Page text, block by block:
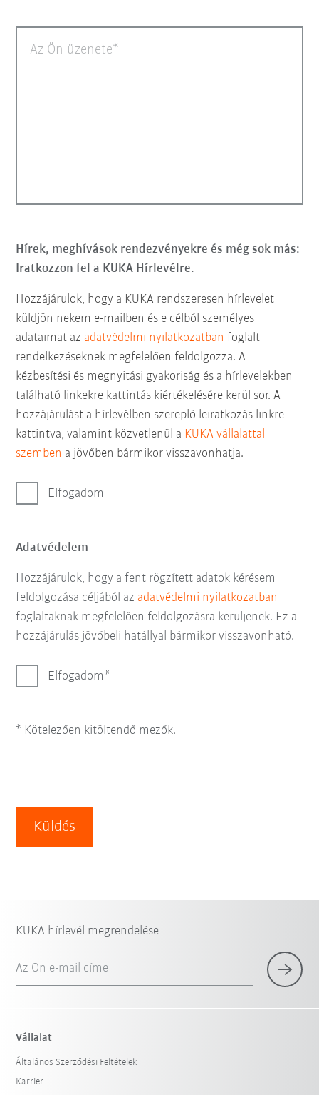
Az Ön üzenete
Hírek, meghívások rendezvényekre és még sok más:
Iratkozzon fel a KUKA Hírlevélre.
Hozzájárulok, hogy a KUKA rendszeresen hírlevelet
küldjön nekem e-mailben és e célból személyes
adataimat az adatvédelmi nyilatkozatban foglalt
rendelkezéseknek megfelelően feldolgozza. A
kézbesítési és megnyitási gyakoriság és a hírlevelekben
található linkekre kattintás kiértékelésére kerül sor. A
hozzájárulást a hírlevélben szereplő leiratkozás linkre
kattintva, valamint közvetlenül a KUKA vállalattal
szemben a jövőben bármikor visszavonhatja.
Elfogadom
Adatvédelem
Hozzájárulok, hogy a fent rögzített adatok kérésem
feldolgozása céljából az adatvédelmi nyilatkozatban
foglaltaknak megfelelően feldolgozásra kerüljenek. Ez a
hozzájárulás jövőbeli hatállyal bármikor visszavonható.
Elfogadom
* Kötelezően kitöltendő mezők.
Küldés
KUKA hírlevél megrendelése
Az Ön e-mail címe
Vállalat
Általános Szerződési Feltételek
Karrier